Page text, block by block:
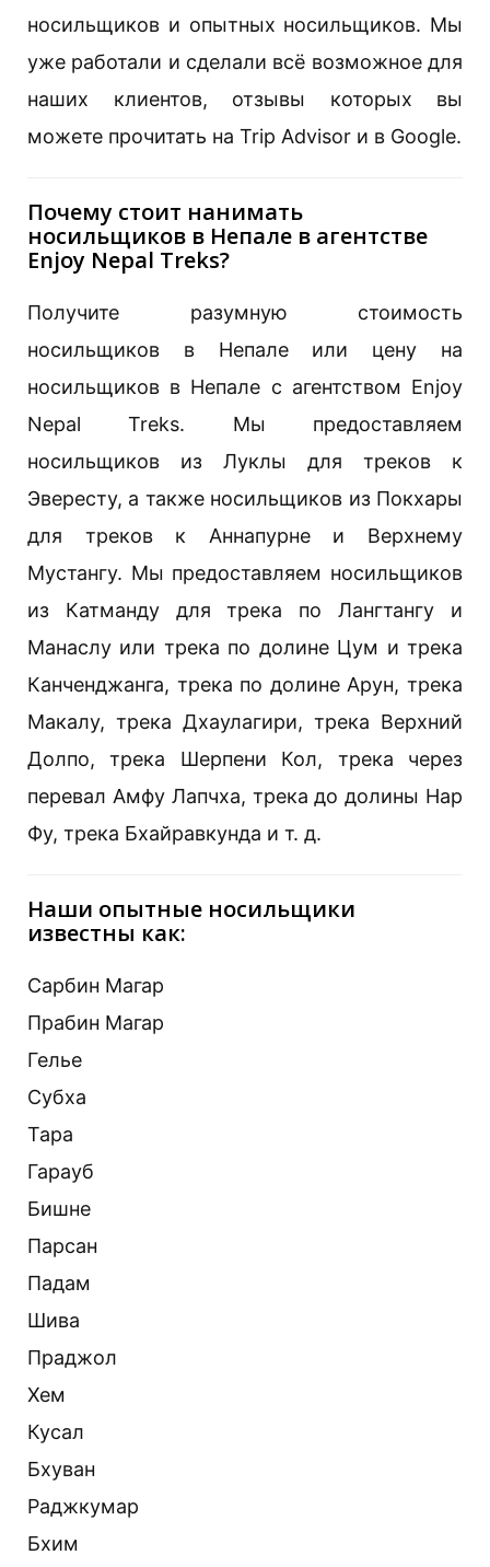
носильщиков и опытных носильщиков. Мы
уже работали и сделали всё возможное для
наших клиентов, отзывы которых вы
можете прочитать на Trip Advisor и в Google.
Почему стоит нанимать
носильщиков в Непале в агентстве
Enjoy Nepal Treks?
Получите разумную стоимость
носильщиков в Непале или цену на
носильщиков в Непале с агентством Enjoy
Nepal Treks. Мы предоставляем
носильщиков из Луклы для треков к
Эвересту, а также носильщиков из Покхары
для треков к Аннапурне и Верхнему
Мустангу. Мы предоставляем носильщиков
из Катманду для трека по Лангтангу и
Манаслу или трека по долине Цум и трека
Канченджанга, трека по долине Арун, трека
Макалу, трека Дхаулагири, трека Верхний
Долпо, трека Шерпени Кол, трека через
перевал Амфу Лапчха, трека до долины Нар
Фу, трека Бхайравкунда и т. д.
Наши опытные носильщики
известны как:
Сарбин Магар
Прабин Магар
Гелье
Субха
Тара
Гарауб
Бишне
Парсан
Падам
Шива
Праджол
Хем
Кусал
Бхуван
Раджкумар
Бхим